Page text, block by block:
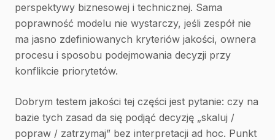
perspektywy biznesowej i technicznej. Sama
poprawność modelu nie wystarczy, jeśli zespół nie
ma jasno zdefiniowanych kryteriów jakości, ownera
procesu i sposobu podejmowania decyzji przy
konflikcie priorytetów.
Dobrym testem jakości tej części jest pytanie: czy na
bazie tych zasad da się podjąć decyzję „skaluj /
popraw / zatrzymaj” bez interpretacji ad hoc. Punkt